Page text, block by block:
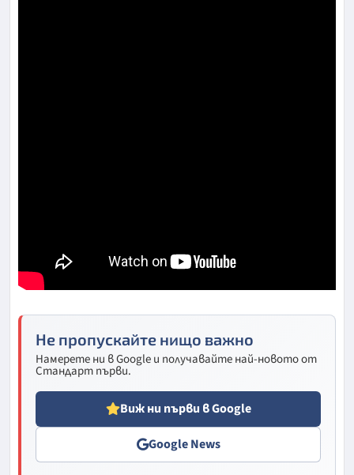
Не пропускайте нищо важно
Намерете ни в Google и получавайте най-новото от
Стандарт първи.
Виж ни първи в Google
Google News